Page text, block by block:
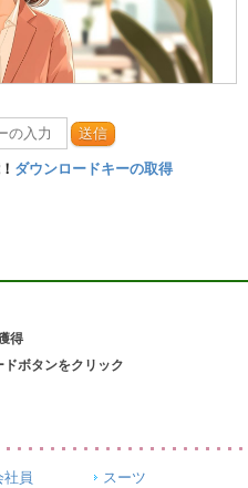
送信
ダウンロードキーの取得
得
ボタンをクリック
社員 スーツ